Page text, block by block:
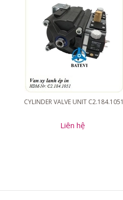
CYLINDER VALVE UNIT C2.184.1051
Liên hệ